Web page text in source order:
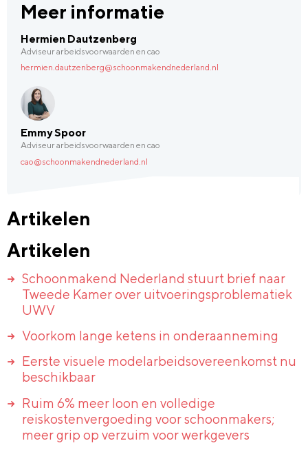
Meer informatie
Hermien Dautzenberg
Adviseur arbeidsvoorwaarden en cao
hermien.dautzenberg@schoonmakendnederland.nl
Emmy Spoor
Adviseur arbeidsvoorwaarden en cao
cao@schoonmakendnederland.nl
Artikelen
Artikelen
Schoonmakend Nederland stuurt brief naar
Tweede Kamer over uitvoeringsproblematiek
UWV
Voorkom lange ketens in onderaanneming
Eerste visuele modelarbeidsovereenkomst nu
beschikbaar
Ruim 6% meer loon en volledige
reiskostenvergoeding voor schoonmakers;
meer grip op verzuim voor werkgevers